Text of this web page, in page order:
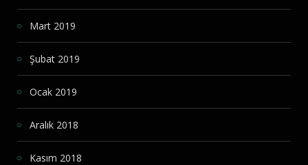
Mart 2019
Şubat 2019
Ocak 2019
Aralık 2018
Kasım 2018